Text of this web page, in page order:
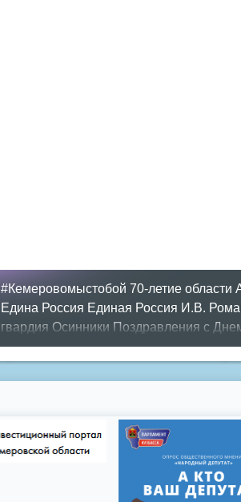
#Кемеровомыстобой 70-летие области
Едина Россия Единая Россия И.В.
гвардия Осинники Поздравления с
депутатов Приём граждан
город день города ипотека история
служба федеральная целевая